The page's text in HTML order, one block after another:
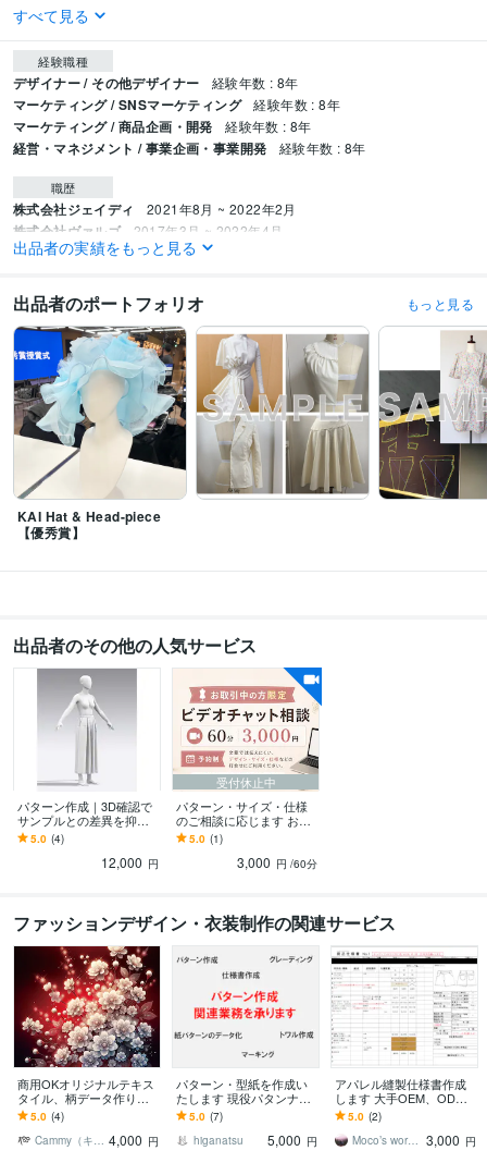
すべて見る
経験職種
デザイナー / その他デザイナー 経験年数 : 8年
マーケティング / SNSマーケティング 経験年数 : 8年
マーケティング / 商品企画・開発 経験年数 : 8年
経営・マネジメント / 事業企画・事業開発 経験年数 : 8年
職歴
株式会社ジェイディ 2021年8月 ~ 2022年2月
株式会社ヴァルゴ 2017年3月 ~ 2022年4月
第25回ユザワヤ創作大賞展 洋裁・和裁部門【入選】
【入選】 KAIHat&Head-piece【優秀賞】
資格・検定
秘書技能検定 取得年 : 2010年
日商簿記検定2級 取得年 : 2020年
カラーコーディネーター 取得年 : 2020年
ビジネス・クリエイティブツール
Wix:6年 BASE:6年 GIMP:5年 Inkscape:5年VLLO:5年
Adobe Illustrator:5年Canva:5年
その他ツール
洋裁 趣味 ハンドメイド 型紙 パターン
ポーチ
販売
学歴
トミー洋裁学院 2009年7月 ~ 2011年7月
クライムキソーイングスクール 2012年1月 ~ 2014年1月
2023年9月 ~ 2024年2月
出品者の実績をもっと見る
出品者のポートフォリオ もっと見る
KAI Hat & Head-piece
【優秀賞】
出品者のその他の人気サービス
パターン作成｜3D確認で
サンプルとの差異を抑え
ます パターン作成～3Dト
ワルチェックまで一括対
応｜修正込みで安心
5.0 (4)
12,000 円
受付休止中
パターン・サイズ・仕様
のご相談に応じます お取
引中の方限定｜ビデオチ
ャット60分｜3,000円｜予
5.0 (1)
3,000 円 /60分
ファッションデザイン・衣装制作の関連サービス
商用OKオリジナルテキス
タイル、柄データ作りま
す 布地プリントやSNS、
バナーに使用可能、和柄
和風も可能
5.0 (4)
Cammy（キャミー） 4,000 円
パターン・型紙を作成い
たします 現役パタンナー
のスキルを提供します
5.0 (7)
higanatsu
5,000 円
アパレル縫製仕様書作成
します 大手OEM、ODM
請負の現役デザイナー兼
営業が請け負います
5.0 (2)
Moco’s work box 3,000 円